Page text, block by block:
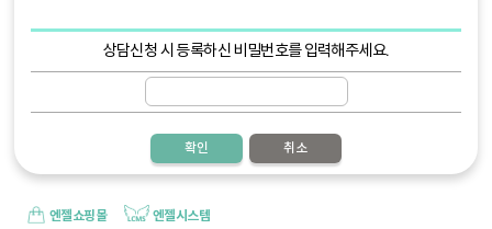
상담신청 시 등록하신 비밀번호를 입력해주세요.
확인 취소
엔젤쇼핑몰
엔젤시스템